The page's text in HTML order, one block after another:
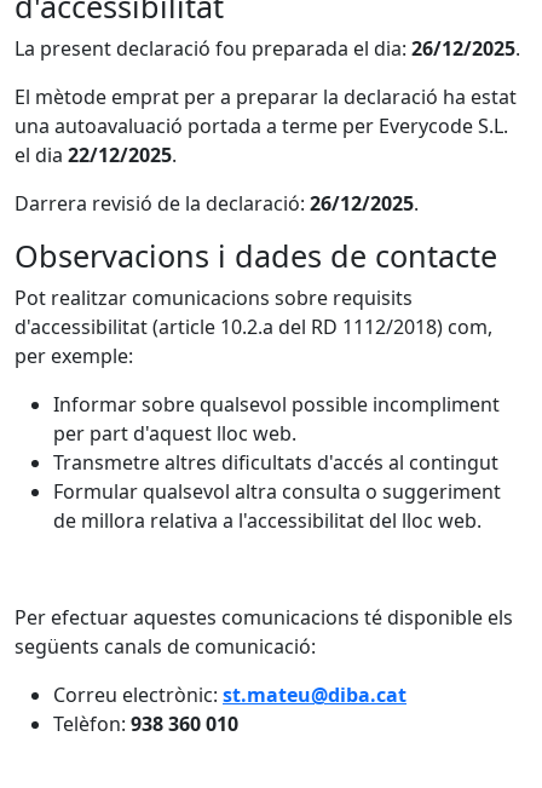
La present declaració fou preparada el dia: 26/12/2025.
El mètode emprat per a preparar la declaració ha estat
una autoavaluació portada a terme per Everycode S.L.
el dia 22/12/2025.
Darrera revisió de la declaració: 26/12/2025.
Observacions i dades de contacte
Pot realitzar comunicacions sobre requisits
d'accessibilitat (article 10.2.a del RD 1112/2018) com,
per exemple:
Informar sobre qualsevol possible incompliment
per part d'aquest lloc web.
Transmetre altres dificultats d'accés al contingut
Formular qualsevol altra consulta o suggeriment
de millora relativa a l'accessibilitat del lloc web.
Per efectuar aquestes comunicacions té disponible els
següents canals de comunicació:
Correu electrònic: st.mateu@diba.cat
Telèfon: 938 360 010